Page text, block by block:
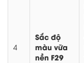
4
Sắc độ
màu vữa
nền F29